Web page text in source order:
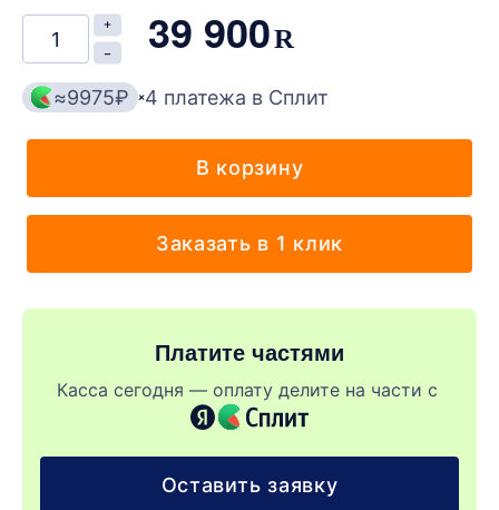
39 900R
≈9975₽ 4 платежа в Сплит
В корзину
Заказать в 1 клик
Платите частями
Касса сегодня — оплату делитена части с
Оставить заявку